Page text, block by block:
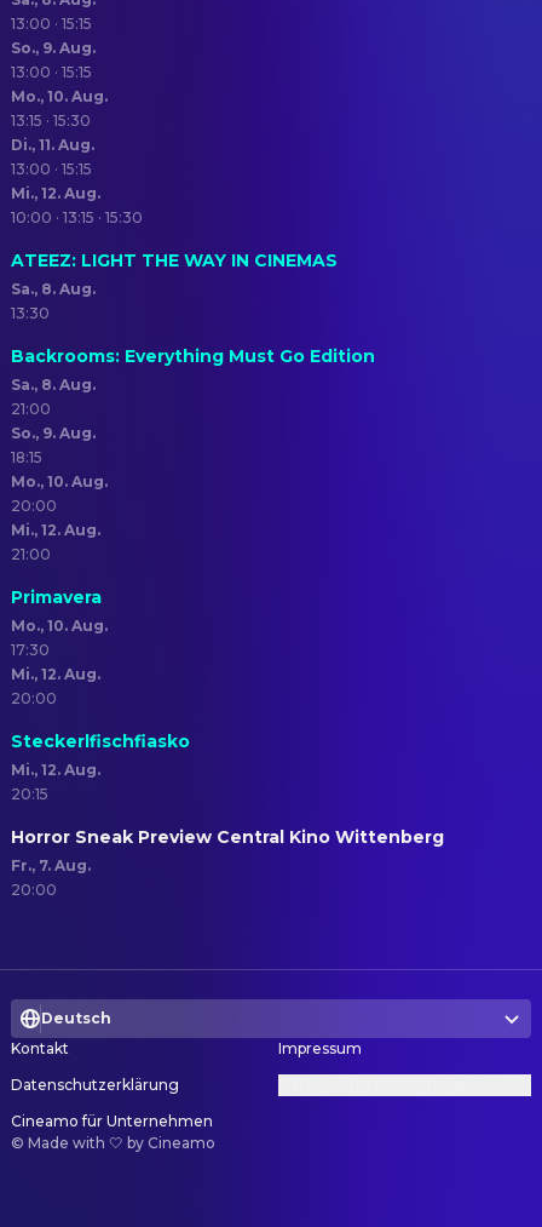
13:00 · 15:15
So., 9. Aug.
13:00 · 15:15
Mo., 10. Aug.
13:15 · 15:30
Di., 11. Aug.
13:00 · 15:15
Mi., 12. Aug.
10:00 · 13:15 · 15:30
ATEEZ: LIGHT THE WAY IN CINEMAS
Sa., 8. Aug.
13:30
Backrooms: Everything Must Go Edition
Sa., 8. Aug.
21:00
So., 9. Aug.
18:15
Mo., 10. Aug.
20:00
Mi., 12. Aug.
21:00
Primavera
Mo., 10. Aug.
17:30
Mi., 12. Aug.
20:00
Steckerlfischfiasko
Mi., 12. Aug.
20:15
Horror Sneak Preview Central Kino Wittenberg
Fr., 7. Aug.
20:00
Deutsch
Kontakt
Impressum
Datenschutzerklärung
Cineamo für Unternehmen
© Made with 🤍 by Cineamo